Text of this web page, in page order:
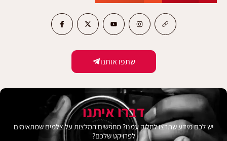
שתפו אותנו
דברו איתנו
יש לכם מידע שתרצו לחלוק עמנו? מחפשים המלצות על צלמים שמתאימים
לפרויקט שלכם?